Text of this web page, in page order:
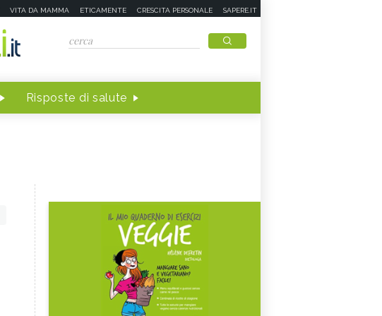
VITA DA MAMMA ETICAMENTE CRESCITA PERSONALE SAPERE.IT
Risposte di salute